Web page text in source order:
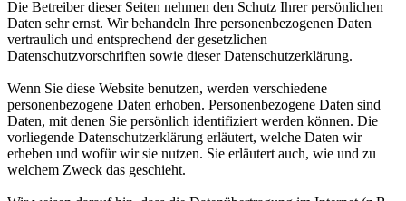
Die Betreiber dieser Seiten nehmen den Schutz Ihrer persönlichen
Daten sehr ernst. Wir behandeln Ihre personenbezogenen Daten
vertraulich und entsprechend der gesetzlichen
Datenschutzvorschriften sowie dieser Datenschutzerklärung.
Wenn Sie diese Website benutzen, werden verschiedene
personenbezogene Daten erhoben. Personenbezogene Daten sind
Daten, mit denen Sie persönlich identifiziert werden können. Die
vorliegende Datenschutzerklärung erläutert, welche Daten wir
erheben und wofür wir sie nutzen. Sie erläutert auch, wie und zu
welchem Zweck das geschieht.